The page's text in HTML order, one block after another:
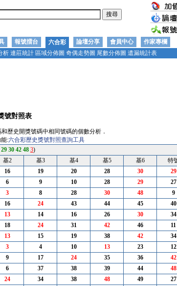
報號擂台 六合彩 論壇分享 會員中心
作家專欄
析 連莊統計 區域分佈圖 奇偶走勢圖 尾數分佈圖 遺漏統計表
號對照表
歷史開獎號碼中相同號碼的個數分析．
:六合彩歷史獎號對照查詢工具
29 30 42 48 3)
基2 基3 基4 基5 基6
特
16 19 20 28 30
29
6 9 10 28 29
27
3 8 28 30 48
9
16 24 43 44 45
40
13 14 16 26 30
34
18 24 31 42 46
11
13 15 19 38 42
34
3 4 10 13 23
12
9 17 24 35 36
42
6 37 38 39 44
48
24 34 38 48 49
27